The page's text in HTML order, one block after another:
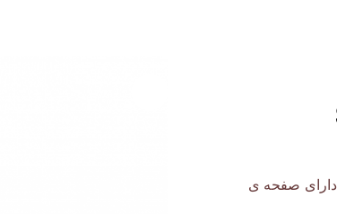
اجاق گریل 90 سانت فردار مدل AR-36G-WO همراه با shelf دارای صفحه ی